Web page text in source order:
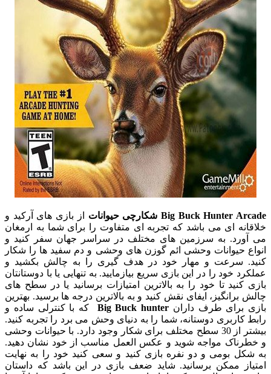
Big Buck Hunter Arcade شکارچی حیوانات از بازی های آرکید و
خلاقانه ای می باشد که تجربه ای متفاوت را برای شما به ارمغان
می آورد. به سرزمین های مختلف در سراسر جهان سفر کنید و
انواع حیوانات وحشی ائم گوزن های وحشی و دم سفید ها را شکار
کنید. سرعت و مهار خود در هدف گیری را به چالش بکشید و
عملکرد خود را در این بازی سریع بیازمایید. به تنهایی یا با دوستانتان
بازی کنید تا خود را به بالاترین امتیازات برسانید یا در سطح های
چالش برانگیز، ایفای نقش کنید و به بالاترین درجه ها برسید. بهترین
بازی برای طرف داران Big Buck hunter که با کنترلی ساده و
رابط کاربری دوستانه، شما را به دنیای وحش می برد را تجربه کنید.
بیشتر از 30 سطح مختلف برای شکار وجود دارد. با حیوانات وحشی
و خطرناک مواجه شوید و عکس العمل مناسب از خود نشان دهید.
به شکل بومی و دو نفره بازی کنید و سعی کنید خود را به نهایت
امتیاز ممکن برسانید. شاید ضعف بازی در این باشد که داستان